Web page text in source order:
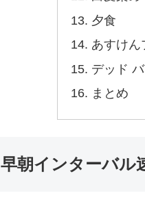
夕食
あすけん
デッド
まとめ
早朝インターバル